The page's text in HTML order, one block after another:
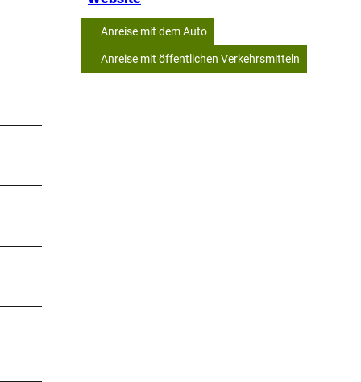
Anreise mit dem Auto
Anreise mit öffentlichen Verkehrsmitteln